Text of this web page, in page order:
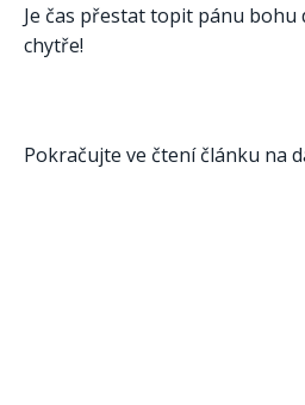
Je čas přestat topit pánu
chytře!
Pokračujte ve čtení článku na